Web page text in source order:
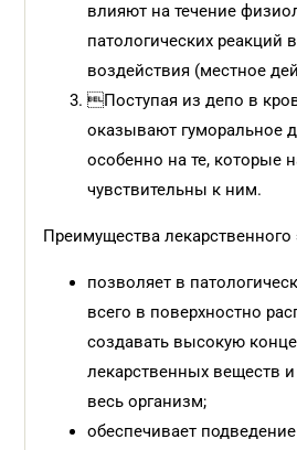
влияют на течение
патологических реакций
воздействия (местное
Поступая из депо в
оказывают гуморальное
особенно на те, которые
чувствительны к ним.
Преимущества лекарственного
позволяет в
всего в поверхностно
создавать высокую
лекарственных веществ
весь организм;
обеспечивает